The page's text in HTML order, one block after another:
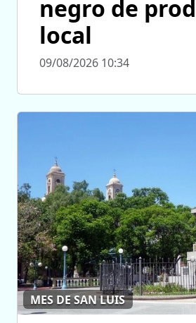
negro de
local
09/08/2026 10:34
MES DE SAN LUIS